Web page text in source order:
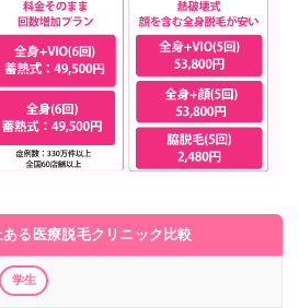
る医療脱毛クリニック比較
学生